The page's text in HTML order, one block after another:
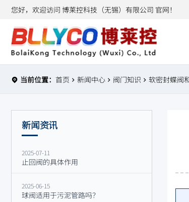
您好，欢迎访问 博莱控科技（无锡）有限公司 官网！
当前位置： 首页 新闻中心 阀门知识 软密封蝶阀
新闻资讯
2025-07-11
止回阀的具体作用
2025-06-15
球阀适用于污泥管路吗？